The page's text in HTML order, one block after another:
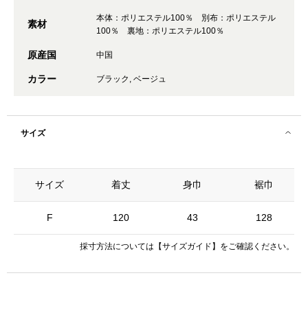
素材
本体：ポリエステル100％ 別布：ポリエステル
100％ 裏地：ポリエステル100％
原産国 中国
カラー ブラック, ベージュ
サイズ
サイズ
F
着丈 身巾 裾巾
120 43 128
採寸方法については 【サイズガイド】 をご確認ください。